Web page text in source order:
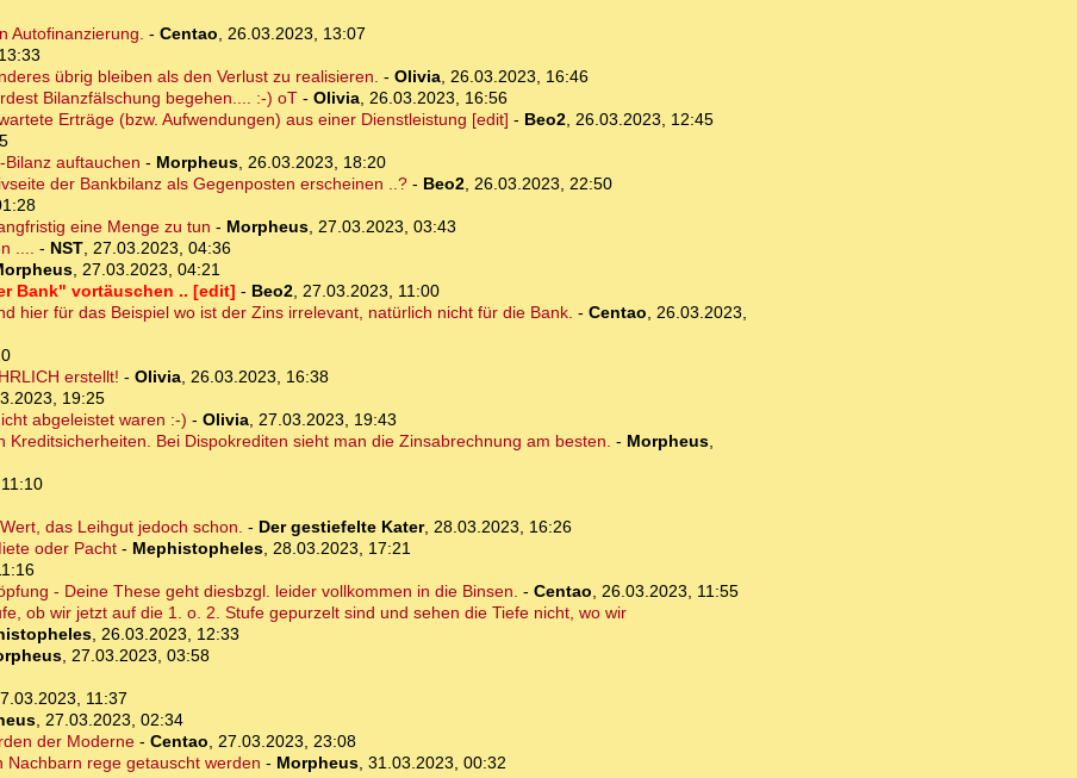
Autofinanzierung. - Centao, 26.03.2023, 13:07
übrig bleiben als den Verlust zu realisieren. - Olivia, 26.03.2023, 16:46
Bilanzfälschung begehen.... :-) oT- Olivia, 26.03.2023, 16:56
Erträge (bzw. Aufwendungen) aus einer Dienstleistung [edit] - Beo2, 26.03.2023, 12:45
auftauchen - Morpheus, 26.03.2023, 18:20
der Bankbilanz als Gegenposten erscheinen ..?- Beo2, 26.03.2023, 22:50
eine Menge zu tun - Morpheus, 27.03.2023, 03:43
.... - NST, 27.03.2023, 04:36
, 27.03.2023, 04:21
Bank" vortäuschen .. [edit] - Beo2, 27.03.2023, 11:00
hier für das Beispiel wo ist der Zins irrelevant, natürlich nicht für die Bank. - Centao, 26.03.2023,
erstellt! - Olivia, 26.03.2023, 16:38
19:25
abgeleistet waren :-) - Olivia, 27.03.2023, 19:43
Bei Dispokrediten sieht man die Zinsabrechnung am besten. - Morpheus,
das Leihgut jedoch schon. - Der gestiefelte Kater, 28.03.2023, 16:26
oder Pacht- Mephistopheles, 28.03.2023, 17:21
- Deine These geht diesbzgl. leider vollkommen in die Binsen. - Centao, 26.03.2023, 11:55
ob wir jetzt auf die 1. o. 2. Stufe gepurzelt sind und sehen die Tiefe nicht, wo wir
, 26.03.2023, 12:33
, 27.03.2023, 03:58
11:37
, 27.03.2023, 02:34
der Moderne- Centao, 27.03.2023, 23:08
Nachbarn rege getauscht werden - Morpheus, 31.03.2023, 00:32